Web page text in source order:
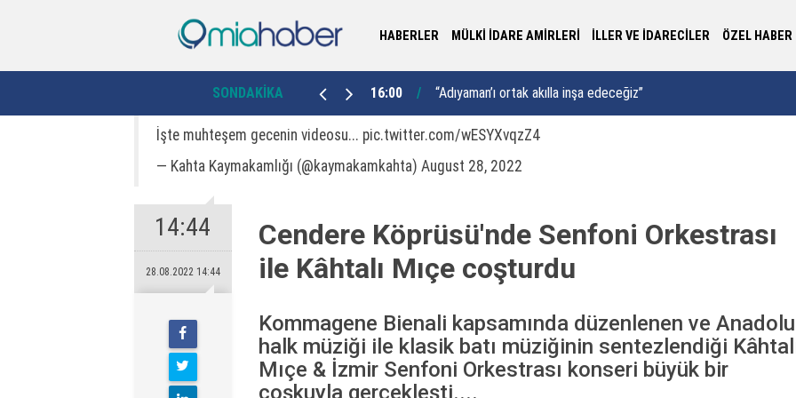
HABERLER MÜLKİ İDARE AMİRLERİ İLLER VE İDARECİLER ÖZEL HABER
SONDAKİKA
6 Şubat'ın hafızası müzeye taşınıyor 16:00 “Adıyaman’ı ortak akılla inşa edeceğiz”
İşte muhteşem gecenin videosu... pic.twitter.com/wESYXvqzZ4
— Kahta Kaymakamlığı (@kaymakamkahta) August 28, 2022
14:44
28.08.2022 14:44
Cendere Köprüsü'nde Senfoni Orkestrası
ile Kâhtalı Mıçe coşturdu
Kommagene Bienali kapsamında düzenlenen ve Anadolu
halk müziği ile klasik batı müziğinin sentezlendiği
Mıçe & İzmir Senfoni Orkestrası konseri büyük bir
coşkuyla gerçekleşti....